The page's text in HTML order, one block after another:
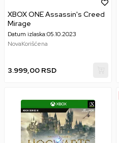
XBOX ONE Assassin's Creed
Mirage
Datum izlaska:05.10.2023
NovaKorišćena
3.999,00 RSD